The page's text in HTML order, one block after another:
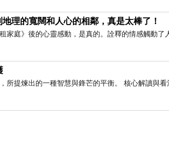
理的寬闊和人心的相鄰，真是太棒了！
家庭》後的心靈感動，是真的。詮釋的情感觸動了
所提煉出的一種智慧與鋒芒的平衡。 核心解讀與看